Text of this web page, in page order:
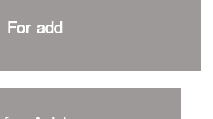
দিন বাংলাদেশের
সংগঠক
For add